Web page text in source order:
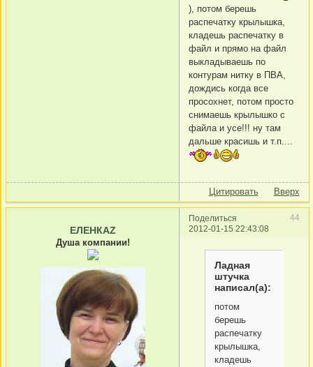
), потом берешь
распечатку крылышка,
кладешь распечатку в
файл и прямо на файл
выкладываешь по
контурам нитку в ПВА,
дождись когда все
просохнет, потом просто
снимаешь крылышко с
файла и усе!!! ну там
дальше красишь и т.п....
Цитировать Вверх
Поделиться
44
2012-01-15 22:43:08
ЕЛЕНКАZ
Душа компании!
Ладная
штучка
написал(а):
потом
берешь
распечатку
крылышка,
кладешь